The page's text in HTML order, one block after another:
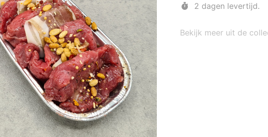
2 dagen levertijd.
Bekijk meer uit de